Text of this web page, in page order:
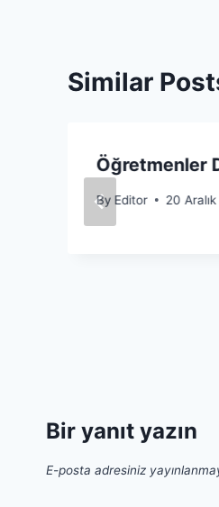
Similar
Öğretmenler
By Editor 20 Aralık
Bir yanıt yazın
E-posta adresiniz